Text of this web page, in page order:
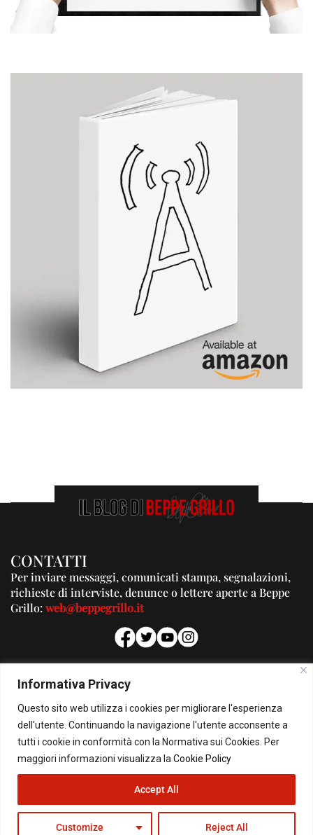
Informativa Privacy
Questo sito web utilizza i cookies per migliorare l'esperienza
dell'utente. Continuando la navigazione l'utente acconsente a
tutti i cookie in conformità con la Normativa sui Cookies. Per
maggiori informazioni visualizza la Cookie Policy
Customize Reject All
Accept All
CONTATTI
Per inviare messaggi, comunicati stampa, segnalazioni,
richieste di interviste, denunce o lettere aperte a Beppe
Grillo:web@beppegrillo.it
PUBBLICITA'
Per la tua pubblicità su questo Blog:
pubblicita@beppegrillo.it
© Copyright 2026 - Il Blog di Beppe Grillo. All Rights Reserved - Powered by
happygrafic.com